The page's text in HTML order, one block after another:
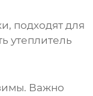
подходят для
утеплитель
Важно